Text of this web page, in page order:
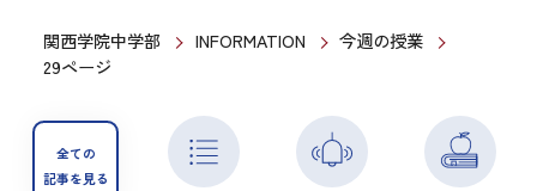
関西学院中学部 INFORMATION
今週の授業
29ページ
全ての
記事を見る